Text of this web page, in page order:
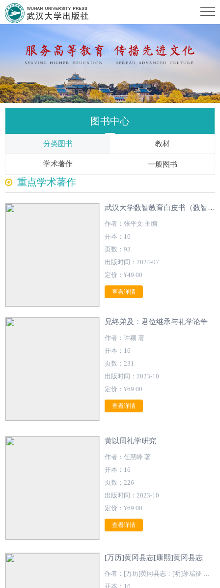
图书中心
分类图书 教材
学术著作 一般图书
重点学术著作
武汉大学数智教育白皮书（数智人才培养篇）
作者：张平文 主编
开本：16
页数：93
出版时间：2024-07
定价：¥49.00
查看详情
兄终弟及：君位继承与礼学论争
作者：许颖 著
开本：16
页数：231
出版时间：2023-10
定价：¥69.00
查看详情
黄以周礼学研究
作者：任慧峰 著
开本：16
页数：226
出版时间：2023-10
定价：¥69.00
查看详情
[万历]黄冈县志[康熙]黄冈县志
作者：[万历]黄冈县志：[明]茅瑞征 修；[明]吕元音 纂 [康熙]黄冈县志：[清]董元俊 修；[清]孙锡蕃 纂
开本：16